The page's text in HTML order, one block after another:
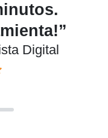
redes
Contenido